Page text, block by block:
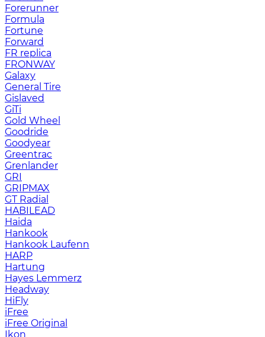
Forerunner
Formula
Fortune
Forward
FR replica
FRONWAY
Galaxy
General Tire
Gislaved
GiTi
Gold Wheel
Goodride
Goodyear
Greentrac
Grenlander
GRI
GRIPMAX
GT Radial
HABILEAD
Haida
Hankook
Hankook Laufenn
HARP
Hartung
Hayes Lemmerz
Headway
HiFly
iFree
iFree Original
Ikon